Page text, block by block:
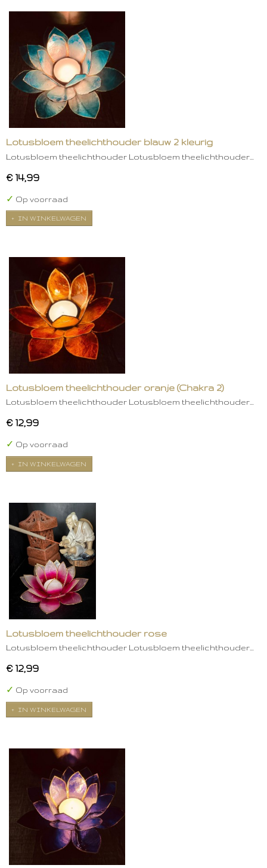
Lotusbloem theelichthouder blauw 2 kleurig
Lotusbloem theelichthouder Lotusbloem theelichthouder…
€ 14,99
✓ Op voorraad
IN WINKELWAGEN
Lotusbloem theelichthouder oranje (Chakra 2)
Lotusbloem theelichthouder Lotusbloem theelichthouder…
€ 12,99
✓ Op voorraad
IN WINKELWAGEN
Lotusbloem theelichthouder rose
Lotusbloem theelichthouder Lotusbloem theelichthouder…
€ 12,99
✓ Op voorraad
IN WINKELWAGEN